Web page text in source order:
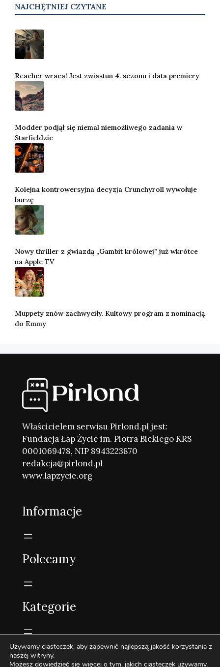
NAJCHĘTNIEJ CZYTANE
Reacher wraca! Jest zwiastun 4. sezonu i data premiery
Modder podjął się niemal niemożliwego zadania w
Starfieldzie
Kolejna kontrowersyjna decyzja Crunchyroll wywołuje
burzę
Nowy thriller z gwiazdą „Gambit królowej” już wkrótce
na Apple TV
Muppety znów zachwyciły. Kultowy program z nominacją
do Emmy
Właścicielem serwisu Pirlond.pl jest:
Fundacja Łap Życie im. Piotra Bickiego KRS
0001069478, NIP 8943223870
redakcja@pirlond.pl
www.lapzycie.org
Informacje
Polecamy
Kategorie
Używamy ciasteczek, aby zapewnić najlepszą jakość korzystania z
naszej witryny.
Możesz dowiedzieć się więcej o tym, jakich ciasteczek używamy,